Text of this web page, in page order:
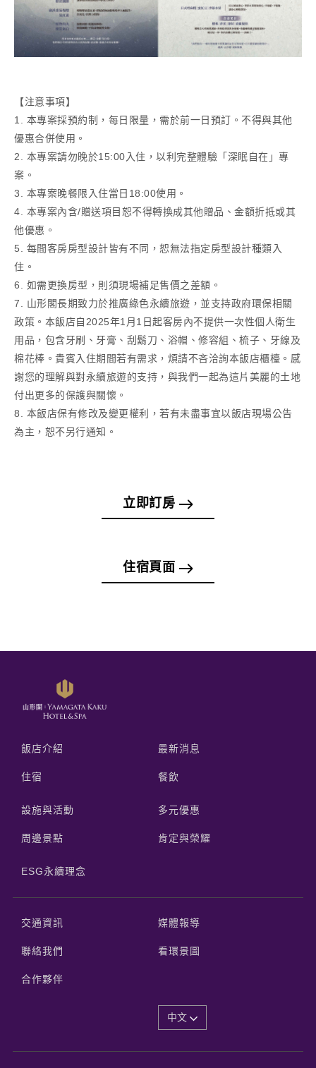
【注意事項】
1. 本專案採預約制，每日限量，需於前一日預訂。不得與其他
優惠合併使用。
2. 本專案請勿晚於15:00入住，以利完整體驗「深眠自在」專
案。
3. 本專案晚餐限入住當日18:00使用。
4. 本專案內含/贈送項目恕不得轉換成其他贈品、金額折抵或其
他優惠。
5. 每間客房房型設計皆有不同，恕無法指定房型設計種類入
住。
6. 如需更換房型，則須現場補足售價之差額。
7. 山形閣長期致力於推廣綠色永續旅遊，並支持政府環保相關
政策。本飯店自2025年1月1日起客房內不提供一次性個人衛生
用品，包含牙刷、牙膏、刮鬍刀、浴帽、修容組、梳子、牙線及
棉花棒。貴賓入住期間若有需求，煩請不吝洽詢本飯店櫃檯。感
謝您的理解與對永續旅遊的支持，與我們一起為這片美麗的土地
付出更多的保護與關懷。
8. 本飯店保有修改及變更權利，若有未盡事宜以飯店現場公告
為主，恕不另行通知。
立即訂房
住宿頁面
飯店介紹 最新消息
住宿 餐飲
設施與活動 多元優惠
周邊景點 肯定與榮耀
ESG永續理念
交通資訊 媒體報導
聯絡我們 看環景圖
合作夥伴
中文